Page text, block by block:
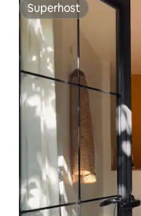
Superhost
Superhost